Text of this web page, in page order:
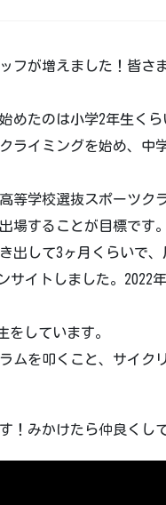
ッフが増えました！皆
めたのは小学2年生くら
ライミングを始め、中
等学校選抜スポーツク
場することが目標です。
出して3ヶ月くらいで
イトしました。2022
しています。
ムを叩くこと、サイク
！みかけたら仲良くし